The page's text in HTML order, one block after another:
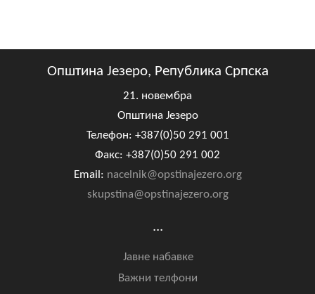
Општина Језеро, Република Српска
21. новембра
Општина Језеро
Телефон: +387(0)50 291 001
Факс: +387(0)50 291 002
Email: nacelnik@opstinajezero.org
skupstina@opstinajezero.org
...
Јавне набавке
Важни телфони